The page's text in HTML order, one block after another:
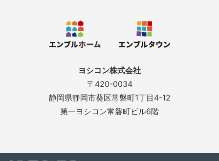
ヨシコン株式会社
〒420-0034
静岡県静岡市葵区常磐町1丁目4-12
第一ヨシコン常磐町ビル6階